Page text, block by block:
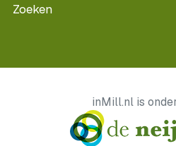
Zoeken
inMill.nl is